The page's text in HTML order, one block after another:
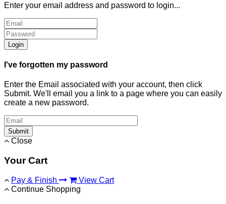
Enter your email address and password to login...
Login
I've forgotten my password
Enter the Email associated with your account, then click
Submit. We'll email you a link to a page where you can easily
create a new password.
Submit
Close
Your Cart
Pay & Finish
View Cart
Continue Shopping